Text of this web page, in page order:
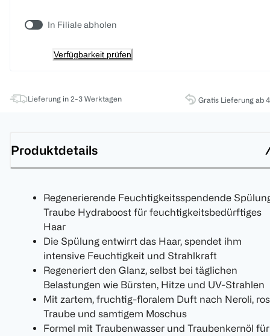
In Filiale abholen
Verfügbarkeit prüfen
Lieferung in 2-3 Werktagen Gratis Lieferung ab
Produktdetails
Regenerierende Feuchtigkeitsspendende
Traube Hydraboost für feuchtigkeitsbedürftiges
Haar
Die Spülung entwirrt das Haar, spendet ihm
intensive Feuchtigkeit und Strahlkraft
Regeneriert den Glanz, selbst bei täglichen
Belastungen wie Bürsten, Hitze und UV-Strahlen
Mit zartem, fruchtig-floralem Duft nach Neroli,
Traube und samtigem Moschus
Formel mit Traubenwasser und Traubenkernöl für